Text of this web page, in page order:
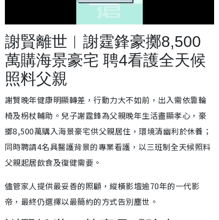
啟
效
:
4
.
9
7
%
謝賢離世︱謝霆鋒豪擲8,500
萬購海景豪宅 聘4看護全天候
照料父親
謝賢晚年健康明顯轉差，行動力大不如前，出入需依靠輪
椅及枴杖輔助。兒子謝霆鋒為父親晚年生活盡顯孝心，豪
擲8,500萬購入海景豪宅供父親居住，環境清幽利於休養；
同時聘請4名具醫護背景的專業看護，以三班制全天候照料
父親起居飲食及復健需要。
儘管家人提供最妥善的照顧，縱橫影壇逾70年的一代影
帝，最終仍選擇以最簡約的方式告別塵世。